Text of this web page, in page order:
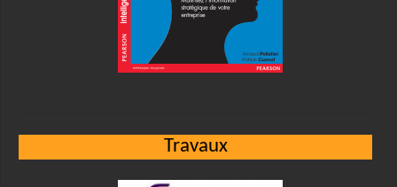
Travaux